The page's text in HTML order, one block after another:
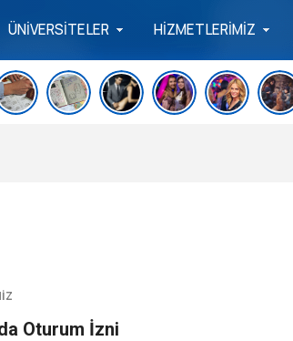
ÜNİVERSİTELER HİZMETLERİMİZ
Oturum İzni